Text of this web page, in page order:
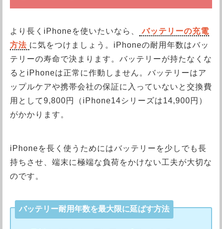
より長くiPhoneを使いたいなら、
バッテリーの充電
方法 に気をつけましょう。iPhoneの耐用年数はバッ
テリーの寿命で決まります。バッテリーが持たなくな
るとiPhoneは正常に作動しません。バッテリーはア
ップルケアや携帯会社の保証に入っていないと交換費
用として9,800円（iPhone14シリーズは14,900円）
がかかります。
iPhoneを長く使うためにはバッテリーを少しでも長
持ちさせ、端末に極端な負荷をかけない工夫が大切な
のです。
バッテリー耐用年数を最大限に延ばす方法